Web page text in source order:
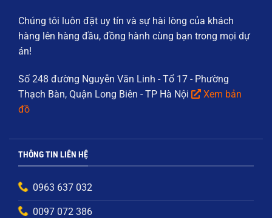
Chúng tôi luôn đặt uy tín và sự hài lòng của khách
hàng lên hàng đầu, đồng hành cùng bạn trong mọi dự
án!
Số 248 đường Nguyễn Văn Linh - Tổ 17 - Phường
Thạch Bàn, Quận Long Biên - TP Hà Nội
Xem bản
đồ
THÔNG TIN LIÊN HỆ
0963 637 032
0097 072 386